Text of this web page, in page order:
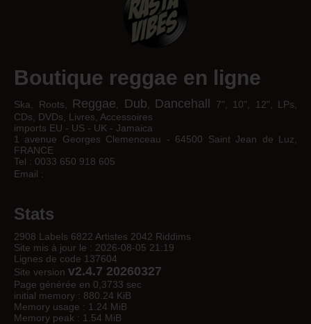
Boutique reggae en ligne
Ska, Roots, Reggae Dub Dancehall
7", 10", 12", LPs,
CDs, DVDs, Livres, Accessoires
imports EU - US - UK - Jamaica
1 avenue Georges Clemenceau - 64500 Saint Jean de Luz,
FRANCE
Tel : 0033 650 918 605
Email :
Stats
2908 Labels 6822 Artistes 2042 Riddims
Site mis à jour le : 2026-08-05 21:19
Lignes de code 137604
Site version v2.4.7 20260327
Page générée en 0,3733 sec
initial memory : 880.24 KiB
Memory usage : 1.24 MiB
Memory peak : 1.54 MiB